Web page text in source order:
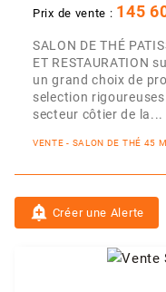
Prix de vente : 145
SALON DE THÉ
ET RESTAURATION
un grand choix de
selection
secteur côtier de la...
VENTE - SALON DE THÉ 45
add_alert Créer une Alerte